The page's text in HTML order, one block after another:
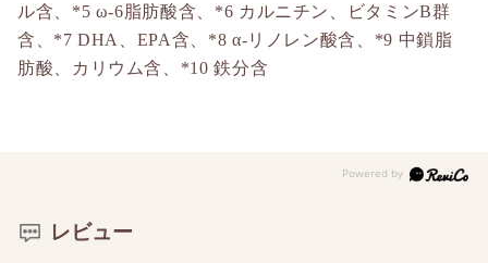
ル含、*5 ω-6脂肪酸含、*6 カルニチン、ビタミンB群
含、*7 DHA、EPA含、*8 α-リノレン酸含、*9 中鎖脂
肪酸、カリウム含、*10 鉄分含
レビュー